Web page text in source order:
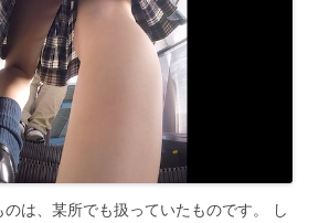
は、某所でも扱っていたものです。 し